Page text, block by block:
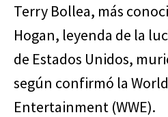
Terry Bollea, más
Hogan, leyenda de la
de Estados Unidos,
según confirmó la
Entertainment (WWE).